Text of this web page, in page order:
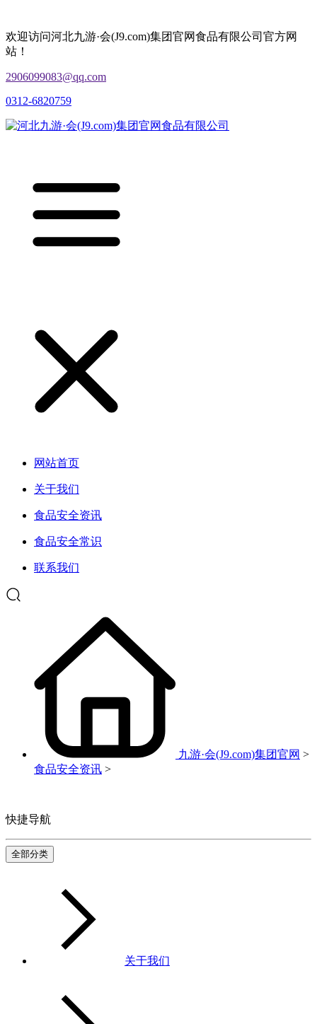
欢迎访问河北九游·会(J9.com)集团官网食品有限公司官方网
站！
2906099083@qq.com
0312-6820759
网站首页
关于我们
食品安全资讯
食品安全常识
联系我们
九游·会(J9.com)集团官网 >
食品安全资讯 >
快捷导航
全部分类
关于我们